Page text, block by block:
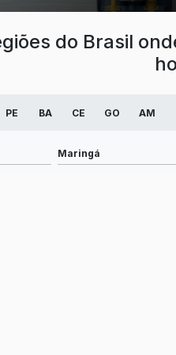
do Brasil
PE BA CE GO AM
Maringá